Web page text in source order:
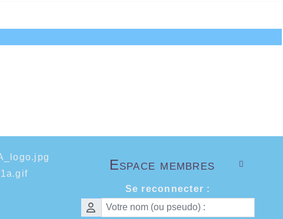

Espace membres
Se reconnecter :